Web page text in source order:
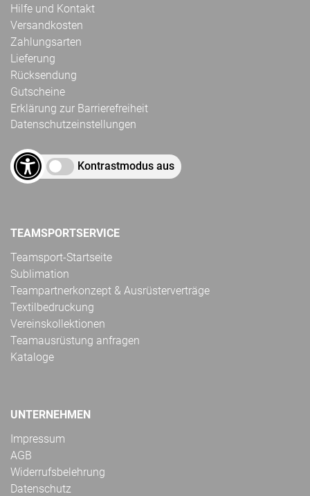
Hilfe und Kontakt
Versandkosten
Zahlungsarten
Lieferung
Rücksendung
Gutscheine
Erklärung zur Barrierefreiheit
Datenschutzeinstellungen
Kontrastmodus aus
TEAMSPORTSERVICE
Teamsport-Startseite
Sublimation
Teampartnerkonzept & Ausrüsterverträge
Textilbedruckung
Vereinskollektionen
Teamausrüstung anfragen
Kataloge
UNTERNEHMEN
Impressum
AGB
Widerrufsbelehrung
Datenschutz